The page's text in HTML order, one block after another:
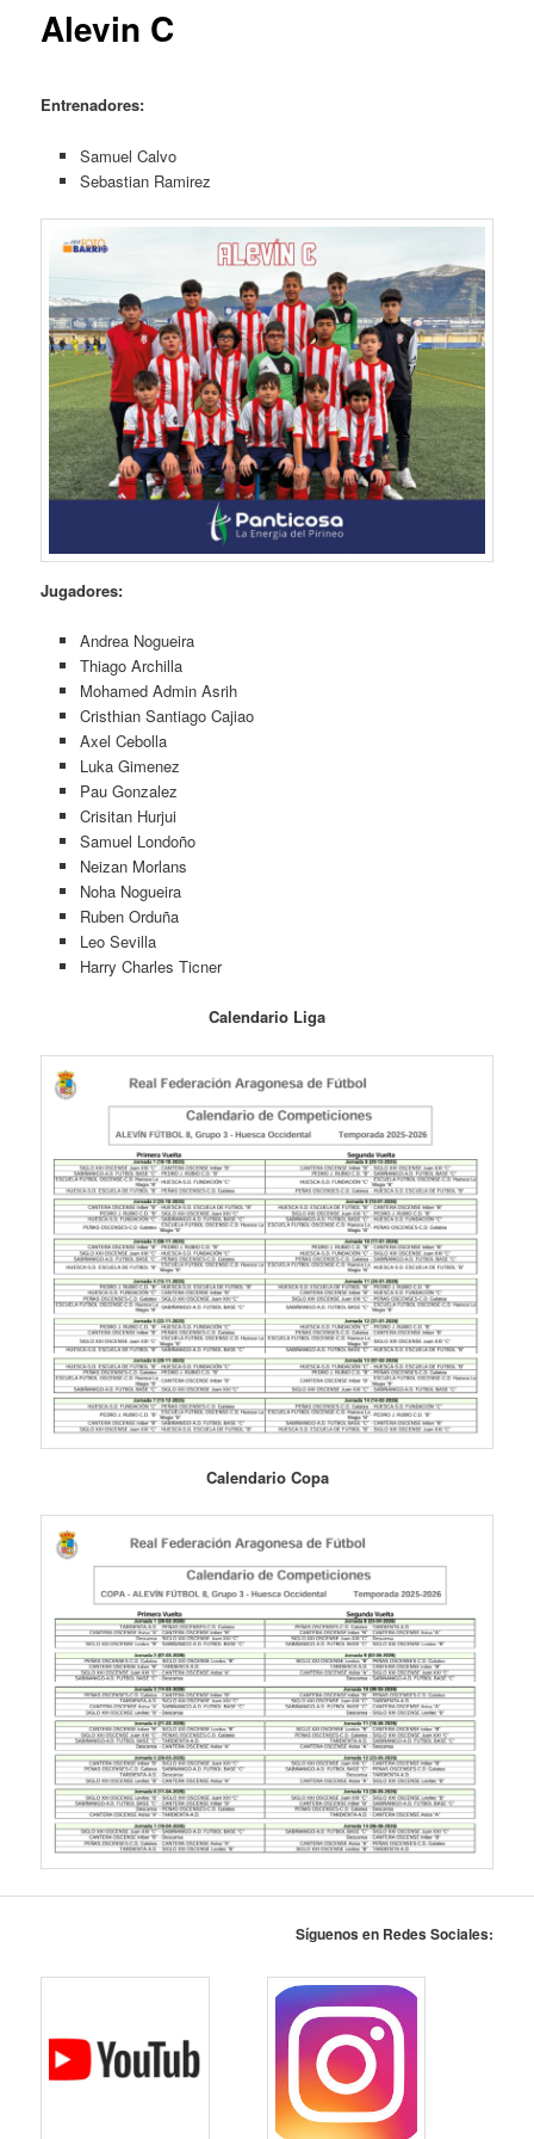
Alevin C
Entrenadores:
Samuel Calvo
Sebastian Ramirez
Jugadores:
Andrea Nogueira
Thiago Archilla
Mohamed Admin Asrih
Cristhian Santiago Cajiao
Axel Cebolla
Luka Gimenez
Pau Gonzalez
Crisitan Hurjui
Samuel Londoño
Neizan Morlans
Noha Nogueira
Ruben Orduña
Leo Sevilla
Harry Charles Ticner
Calendario Liga
Calendario Copa
Síguenos en Redes Sociales: